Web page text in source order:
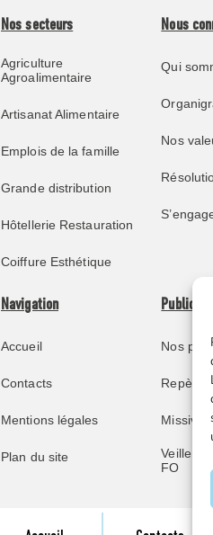
Nos secteurs
Agriculture
Agroalimentaire
Artisanat Alimentaire
Emplois de la famille
Grande distribution
Hôtellerie Restauration
Coiffure Esthétique
Nous
Qui
Nos
Navigation
Accueil
Contacts
Mentions légales
Plan du site
Nos
Repère
Missive
Veille
FO